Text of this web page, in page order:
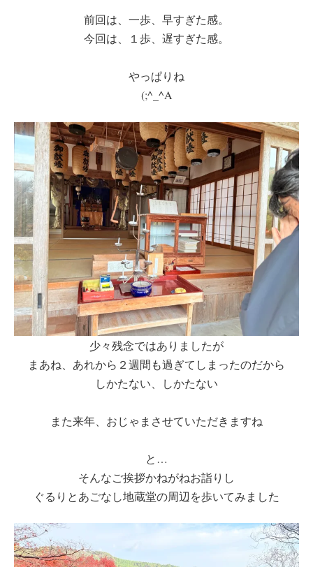
前回は、一歩、早すぎた感。
今回は、１歩、遅すぎた感。
やっぱりね
(;^_^A
少々残念ではありましたが
まあね、あれから２週間も過ぎてしまったのだから
しかたない、しかたない
また来年、おじゃまさせていただきますね
と…
そんなご挨拶かねがねお詣りし
ぐるりとあごなし地蔵堂の周辺を歩いてみました